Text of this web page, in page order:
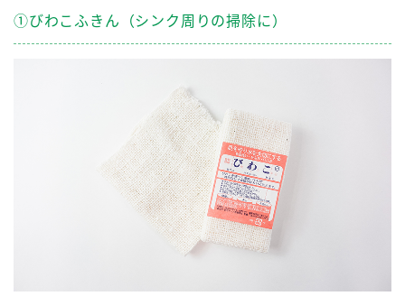
①びわこふきん（シンク周りの掃除に）